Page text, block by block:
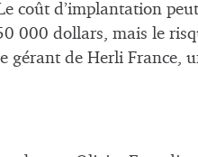
coût d’implantation
000 dollars, mais le
gérant de Herli France,